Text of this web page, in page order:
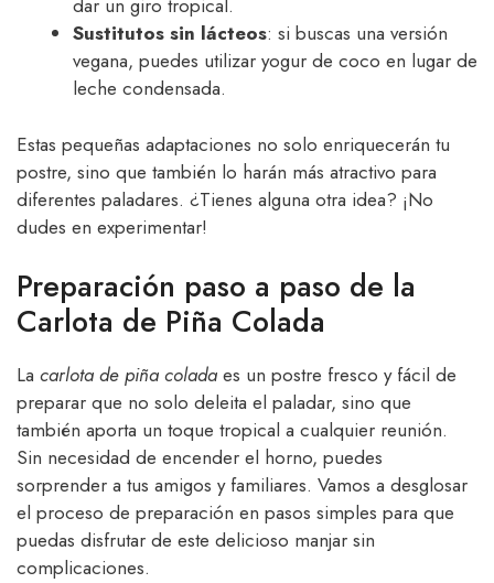
dar un giro tropical.
Sustitutos sin lácteos: si buscas una versión
vegana, puedes utilizar yogur de coco en lugar de
leche condensada.
Estas pequeñas adaptaciones no solo enriquecerán tu
postre, sino que también lo harán más atractivo para
diferentes paladares. ¿Tienes alguna otra idea? ¡No
dudes en experimentar!
Preparación paso a paso de la
Carlota de Piña Colada
La carlota de piña colada es un postre fresco y fácil de
preparar que no solo deleita el paladar, sino que
también aporta un toque tropical a cualquier reunión.
Sin necesidad de encender el horno, puedes
sorprender a tus amigos y familiares. Vamos a desglosar
el proceso de preparación en pasos simples para que
puedas disfrutar de este delicioso manjar sin
complicaciones.